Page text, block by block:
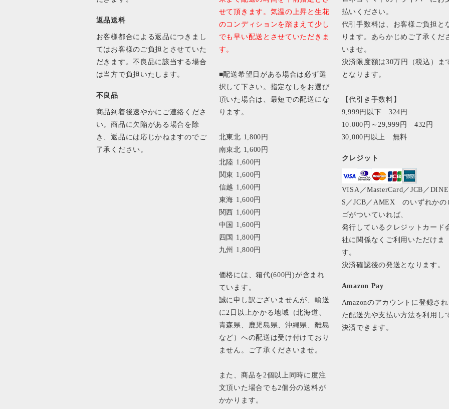
返品送料
お客様都合による返品につきまし
てはお客様のご負担とさせていた
だきます。不良品に該当する場合
は当方で負担いたします。
不良品
商品到着後速やかにご連絡くださ
い。商品に欠陥がある場合を除
き、返品には応じかねますのでご
了承ください。
せて頂きます。気温の上昇と生花
のコンディションを踏まえて少し
でも早い配送とさせていただきま
す。
■配送希望日がある場合は必ず選
択して下さい。指定なしをお選び
頂いた場合は、最短での配送にな
ります。
北東北 1,800円
南東北 1,600円
北陸 1,600円
関東 1,600円
信越 1,600円
東海 1,600円
関西 1,600円
中国 1,600円
四国 1,800円
九州 1,800円
価格には、箱代(600円)が含まれ
ています。
誠に申し訳ございませんが、輸送
に2日以上かかる地域（北海道、
青森県、鹿児島県、沖縄県、離島
など）への配送は受け付けており
ません。ご了承くださいませ。
また、商品を2個以上同時に度注
文頂いた場合でも2個分の送料が
かかります。
払いください。
代引手数料は、お客様ご負担と
ります。あらかじめご了承くだ
いませ。
決済限度額は30万円（税込）ま
となります。
【代引き手数料】
9,999円以下 324円
10.000円～29,999円 432円
30,000円以上 無料
クレジット
VISA／MasterCard／JCB／
S／JCB／AMEX のいずれかの
ゴがついていれば、
発行しているクレジットカード
社に関係なくご利用いただけま
す。
決済確認後の発送となります。
Amazon Pay
Amazonのアカウントに登録され
た配送先や支払い方法を利用し
決済できます。